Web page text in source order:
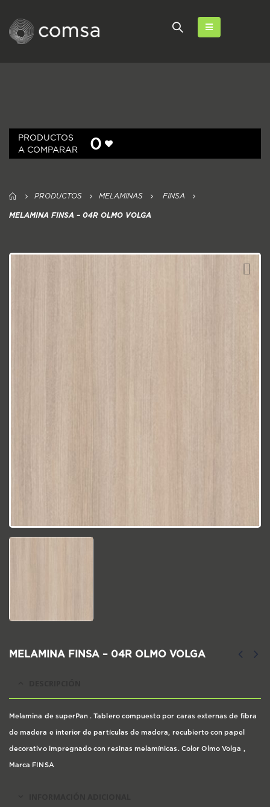
PRODUCTOS
A COMPARAR
0
PRODUCTOS MELAMINAS FINSA
MELAMINA FINSA – 04R OLMO VOLGA
MELAMINA FINSA – 04R OLMO VOLGA
Melamina de superPan . Tablero compuesto por caras externas de fibra
de madera e interior de partículas de madera, recubierto con papel
decorativo impregnado con resinas melamínicas. Color Olmo Volga ,
Marca FINSA